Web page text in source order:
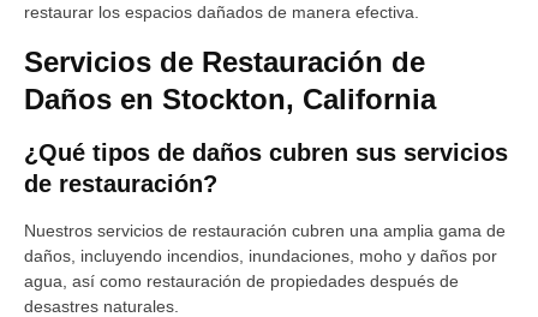
restaurar los espacios dañados de manera efectiva.
Servicios de Restauración de
Daños en Stockton, California
¿Qué tipos de daños cubren sus servicios
de restauración?
Nuestros servicios de restauración cubren una amplia gama de
daños, incluyendo incendios, inundaciones, moho y daños por
agua, así como restauración de propiedades después de
desastres naturales.